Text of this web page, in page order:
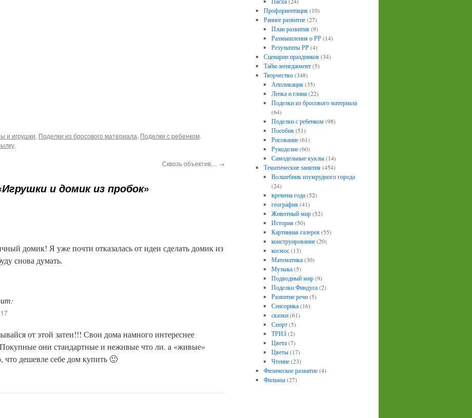
и игрушки, Поделки из бросового материала, Поделки с ребенком.
.
Сквозь объектив… →
Игрушки и домик из пробок»
домик! Я уже почти отказалась от идеи сделать домик из
снова думать.
от этой затеи!!! Свои дома намного интереснее
они стандартные и неживые что ли. а «живые»
что дешевле себе дом купить 🙂
Профориентация(10)
Раннее развитие(27)
План развития(9)
Размышления о РР(14)
Результаты РР(4)
Сценарии праздников(34)
Тайм-менеджмент(5)
Творчество(348)
Аппликация(35)
Лепка и глина(22)
Поделки из бросового материала
(64)
Поделки с ребенком(98)
Пособия(51)
Рисование(61)
Рукоделие(60)
Самодельные куклы(14)
Тематические занятия(454)
Волшебник изумрудного города
(24)
времена года(52)
география(41)
Животный мир(52)
История(50)
Картинная галерея(55)
конструирование(20)
космос(13)
Математика(30)
Музыка(5)
Подводный мир(9)
Поделки Финдуса(2)
Развитие речи(5)
Сенсорика(16)
сказки(61)
Спорт(5)
ТРИЗ(2)
Цвета(7)
Цветы(17)
Чтение(23)
Физическое развитие(4)
Фильмы(27)